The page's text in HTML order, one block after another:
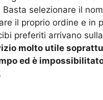
selezionare il
il proprio ordine e in
preferiti arrivano
molto utile
ed è